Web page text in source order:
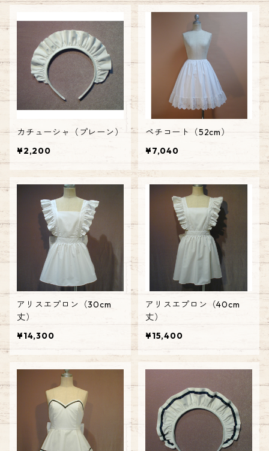
カチューシャ（プレーン）
¥2,200
ペチコート（52cm）
¥7,040
アリスエプロン（30cm
丈）
¥14,300
アリスエプロン（40cm
丈）
¥15,400